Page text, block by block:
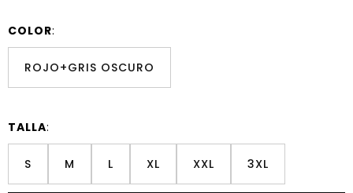
COLOR:
ROJO+GRIS OSCURO
TALLA:
S M L XL XXL 3XL